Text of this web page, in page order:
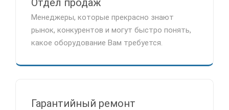
Менеджеры, которые прекрасно знают
рынок, конкурентов и могут быстро понять,
какое оборудование Вам требуется.
Гарантийный ремонт